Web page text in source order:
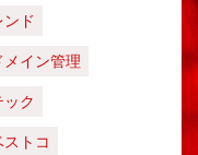
ンド
メイン管理
ク
ストコ